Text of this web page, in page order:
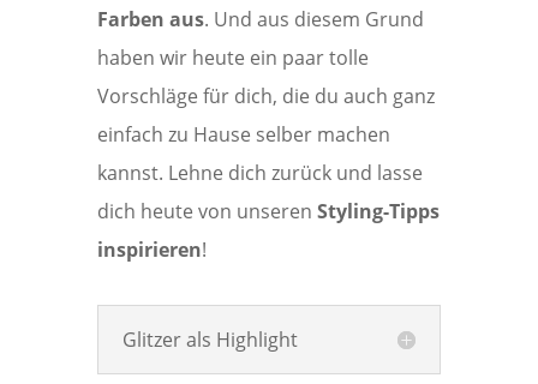
Farben aus. Und aus diesem Grund
haben wir heute ein paar tolle
Vorschläge für dich, die du auch ganz
einfach zu Hause selber machen
kannst. Lehne dich zurück und lasse
dich heute von unseren Styling-Tipps
inspirieren!
Glitzer als Highlight